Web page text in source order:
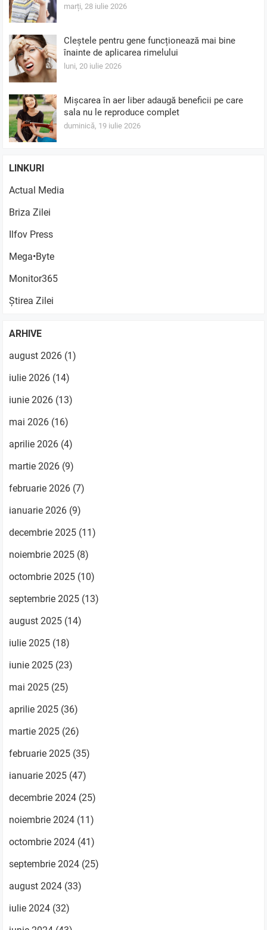
marți, 28 iulie 2026
Cleștele pentru gene funcționează mai bine
înainte de aplicarea rimelului
luni, 20 iulie 2026
Mișcarea în aer liber adaugă beneficii pe care
sala nu le reproduce complet
duminică, 19 iulie 2026
LINKURI
Actual Media
Briza Zilei
Ilfov Press
Mega•Byte
Monitor365
Știrea Zilei
ARHIVE
august 2026 (1)
iulie 2026 (14)
iunie 2026 (13)
mai 2026 (16)
aprilie 2026 (4)
martie 2026 (9)
februarie 2026 (7)
ianuarie 2026 (9)
decembrie 2025 (11)
noiembrie 2025 (8)
octombrie 2025 (10)
septembrie 2025 (13)
august 2025 (14)
iulie 2025 (18)
iunie 2025 (23)
mai 2025 (25)
aprilie 2025 (36)
martie 2025 (26)
februarie 2025 (35)
ianuarie 2025 (47)
decembrie 2024 (25)
noiembrie 2024 (11)
octombrie 2024 (41)
septembrie 2024 (25)
august 2024 (33)
iulie 2024 (32)